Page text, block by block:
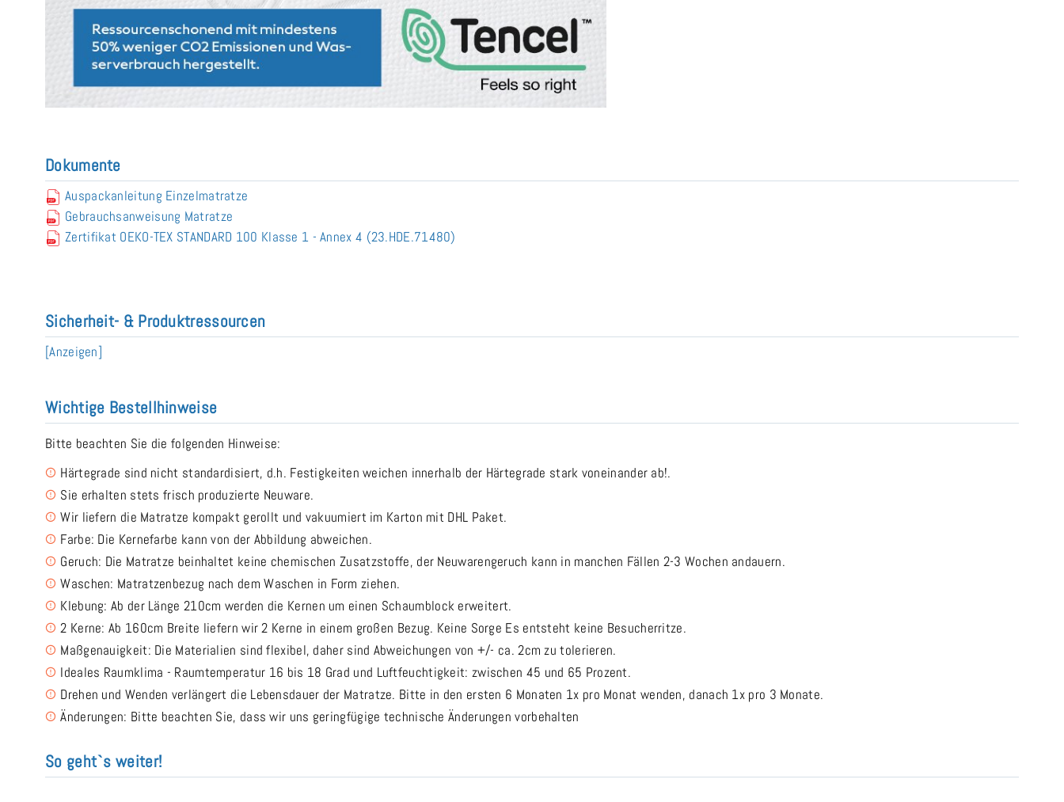
Dokumente
Auspackanleitung Einzelmatratze
Gebrauchsanweisung Matratze
Zertifikat OEKO-TEX STANDARD 100 Klasse 1 - Annex 4 (23.HDE.71480)
Sicherheit- & Produktressourcen
[Anzeigen]
Wichtige Bestellhinweise
Bitte beachten Sie die folgenden Hinweise:
Härtegrade sind nicht standardisiert, d.h. Festigkeiten weichen innerhalb der Härtegrade stark voneinander ab!.
Sie erhalten stets frisch produzierte Neuware.
Wir liefern die Matratze kompakt gerollt und vakuumiert im Karton mit DHL Paket.
Farbe: Die Kernefarbe kann von der Abbildung abweichen.
Geruch: Die Matratze beinhaltet keine chemischen Zusatzstoffe, der Neuwarengeruch kann in manchen Fällen 2-3 Wochen andauern.
Waschen: Matratzenbezug nach dem Waschen in Form ziehen.
Klebung: Ab der Länge 210cm werden die Kernen um einen Schaumblock erweitert.
2 Kerne: Ab 160cm Breite liefern wir 2 Kerne in einem großen Bezug. Keine Sorge Es entsteht keine Besucherritze.
Maßgenauigkeit: Die Materialien sind flexibel, daher sind Abweichungen von +/- ca. 2cm zu tolerieren.
Ideales Raumklima - Raumtemperatur 16 bis 18 Grad und Luftfeuchtigkeit: zwischen 45 und 65 Prozent.
Drehen und Wenden verlängert die Lebensdauer der Matratze. Bitte in den ersten 6 Monaten 1x pro Monat wenden, danach 1x pro 3 Monate.
Änderungen: Bitte beachten Sie, dass wir uns geringfügige technische Änderungen vorbehalten
So geht`s weiter!